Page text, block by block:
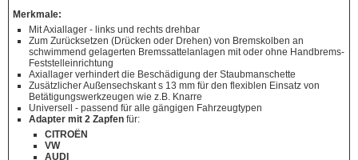
Merkmale:
Mit Axiallager - links und rechts drehbar
Zum Zurücksetzen (Drücken oder Drehen) von Bremskolben an
schwimmend gelagerten Bremssattelanlagen mit oder ohne Handbrems-
Feststelleinrichtung
Axiallager verhindert die Beschädigung der Staubmanschette
Zusätzlicher Außensechskant s 13 mm für den flexiblen Einsatz von
Betätigungswerkzeugen wie z.B. Knarre
Universell - passend für alle gängigen Fahrzeugtypen
Adapter mit 2 Zapfen für:
CITROËN
VW
AUDI